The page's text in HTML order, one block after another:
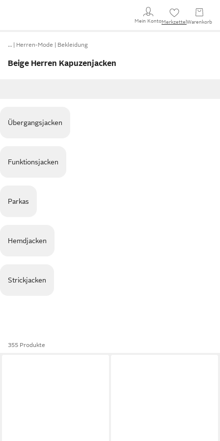
Mein KontoMerkzettel Warenkorb
… Herren-Mode Bekleidung
Beige Herren Kapuzenjacken
Übergangsjacken
Funktionsjacken
Parkas
Hemdjacken
Strickjacken
355 Produkte